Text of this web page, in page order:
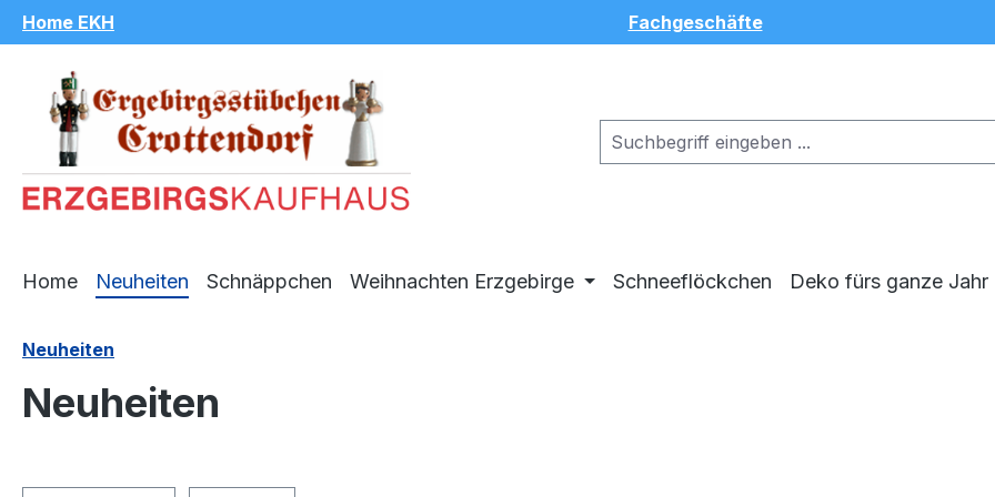
Hauptinhalt springen
Zur Suche springen
Zur Hauptnavigation springen
Home EKH Fachgeschäfte
Home Neuheiten Schnäppchen Weihnachten Erzgebirge Schneeflöckchen Deko fürs ganze Jahr
Neuheiten
Neuheiten